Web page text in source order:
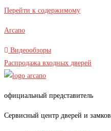
Перейти к содержимому
Arcano
Видеообзоры
Распродажа входных дверей
официальный представитель
Сервисный центр дверей и замков